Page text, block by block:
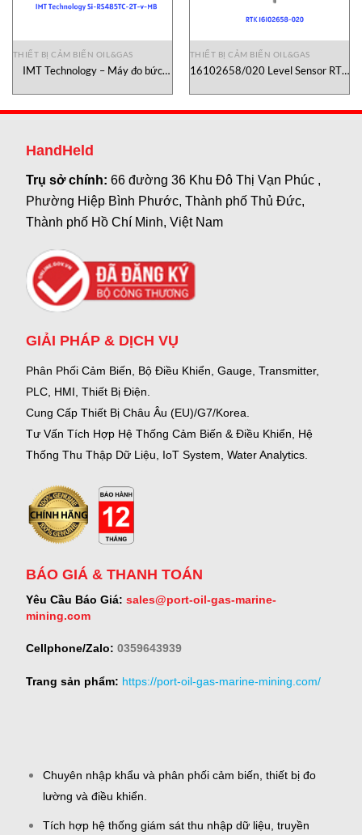
THIẾT BỊ CẢM BIẾN OIL&GAS
IMT Technology – Máy đo bức
THIẾT BỊ CẢM BIẾN OIL&GAS
16102658/020 Level Sensor RTK
HandHeld
Trụ sở chính:66 đường 36 Khu Đô Thị Vạn Phúc ,
Phường Hiệp Bình Phước, Thành phố Thủ Đức,
Thành phố Hồ Chí Minh, Việt Nam
GIẢI PHÁP & DỊCH VỤ
Phân Phối Cảm Biến, Bộ Điều Khiển, Gauge, Transmitter,
PLC, HMI, Thiết Bị Điện.
Cung Cấp Thiết Bị Châu Âu (EU)/G7/Korea.
Tư Vấn Tích Hợp Hệ Thống Cảm Biến & Điều Khiển, Hệ
Thống Thu Thập Dữ Liệu, IoT System, Water Analytics.
BÁO GIÁ & THANH TOÁN
Yêu Cầu Báo Giá: sales@port-oil-gas-marine-
mining.com
Cellphone/Zalo: 0359643939
Trang sản phẩm: https://port-oil-gas-marine-mining.com/
Chuyên nhập khẩu và phân phối cảm biến, thiết bị đo
lường và điều khiển.
Tích hợp hệ thống giám sát thu nhập dữ liệu, truyền